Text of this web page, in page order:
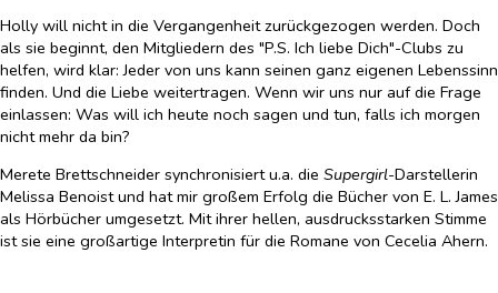
Holly will nicht in die Vergangenheit zurückgezogen werden. Doch
als sie beginnt, den Mitgliedern des "P.S. Ich liebe Dich"-Clubs zu
helfen, wird klar: Jeder von uns kann seinen ganz eigenen Lebenssinn
finden. Und die Liebe weitertragen. Wenn wir uns nur auf die Frage
einlassen: Was will ich heute noch sagen und tun, falls ich morgen
nicht mehr da bin?
Merete Brettschneider synchronisiert u.a. die Supergirl-Darstellerin
Melissa Benoist und hat mir großem Erfolg die Bücher von E. L. James
als Hörbücher umgesetzt. Mit ihrer hellen, ausdrucksstarken Stimme
ist sie eine großartige Interpretin für die Romane von Cecelia Ahern.